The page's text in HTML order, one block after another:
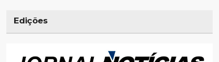
Edições